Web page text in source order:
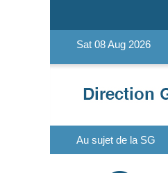
Sat 08 Aug 2026
Au sujet de la SG